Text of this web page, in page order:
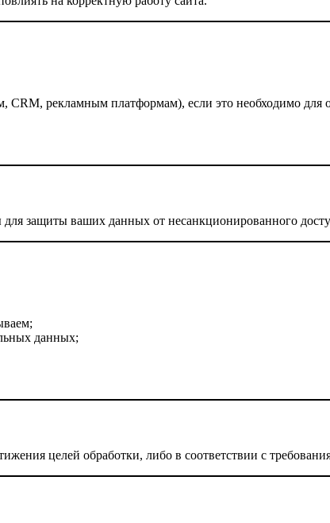
рекламным платформам), если это необходимо для
защиты ваших данных от несанкционированного
данных;
целей обработки, либо в соответствии с